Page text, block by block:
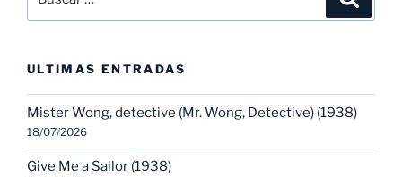
por:
ULTIMAS ENTRADAS
Mister Wong, detective (Mr. Wong, Detective) (1938)
18/07/2026
Give Me a Sailor (1938)